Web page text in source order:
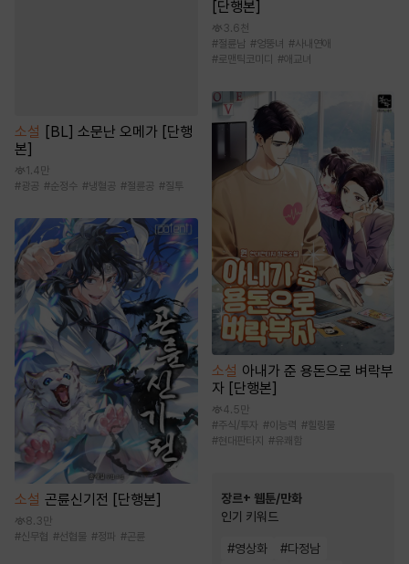
소설 [BL] 소문난 오메가 [단행
본]
1.4만
#광공 #순정수 #냉혈공 #절륜공 #질투
소설 곤륜신기전 [단행본]
8.3만
#신무협 #선협물 #정파 #곤륜
[단행본]
3.6천
#절륜남 #엉뚱녀 #사내연애
#로맨틱코미디 #애교녀
소설 아내가 준 용돈으로 벼락부
자 [단행본]
4.5만
#주식/투자 #이능력 #힐링물
#현대판타지 #유쾌함
장르+ 웹툰/만화
인기 키워드
#영상화 #다정남